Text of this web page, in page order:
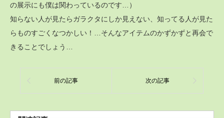
の展示にも僕は関わっているのです…）
知らない人が見たらガラクタにしか見えない、知ってる人が見た
らものすごくなつかしい！…そんなアイテムのかずかずと再会で
きることでしょう…
前の記事 次の記事